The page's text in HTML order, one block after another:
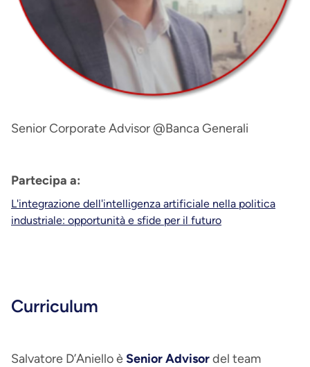
Senior Corporate Advisor @Banca Generali
Partecipa a:
L'integrazione dell'intelligenza artificiale nella politica
industriale: opportunità e sfide per il futuro
Curriculum
Salvatore D’Aniello èSenior Advisordel team